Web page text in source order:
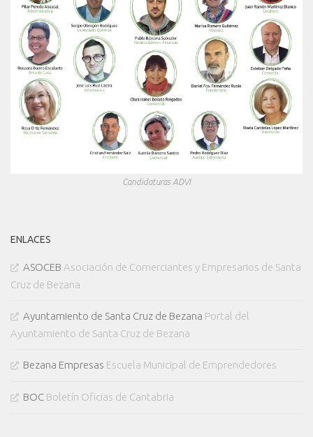
Candidaturas ADVI
ENLACES
ASOCEB Asociación de Comerciantes y Empresarios de Santa
Cruz de Bezana
Ayuntamiento de Santa Cruz de Bezana Portal del
Ayuntamiento de Santa Cruz de Bezana
Bezana Empresas Escuela Municipal de Emprendedores
BOC Boletín Oficias de Cantabria